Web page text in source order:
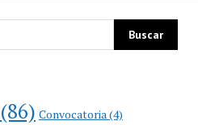
(86) Convocatoria (4)